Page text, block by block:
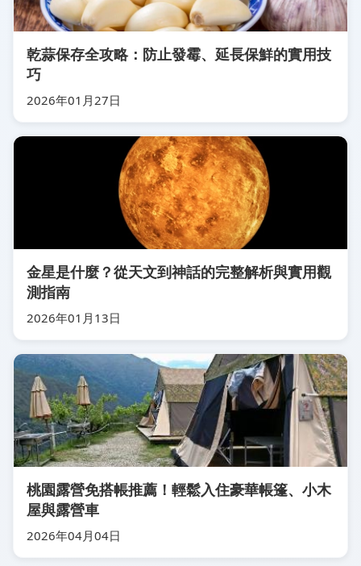
乾蒜保存全攻略：防止發霉、延長保鮮的實用技
巧
2026年01月27日
金星是什麼？從天文到神話的完整解析與實用觀
測指南
2026年01月13日
桃園露營免搭帳推薦！輕鬆入住豪華帳篷、小木
屋與露營車
2026年04月04日